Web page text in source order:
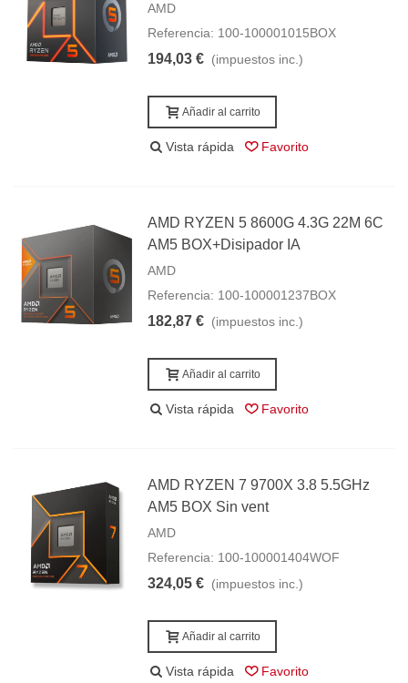
AMD
Referencia: 100-100001015BOX
194,03 € (impuestos inc.)
Añadir al carrito
Vista rápida Favorito
AMD RYZEN 5 8600G 4.3G 22M 6C
AM5 BOX+Disipador IA
AMD
Referencia: 100-100001237BOX
182,87 € (impuestos inc.)
Añadir al carrito
Vista rápida Favorito
AMD RYZEN 7 9700X 3.8 5.5GHz
AM5 BOX Sin vent
AMD
Referencia: 100-100001404WOF
324,05 € (impuestos inc.)
Añadir al carrito
Vista rápida Favorito